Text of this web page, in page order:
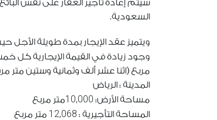
سيتم إعادة تأجير العقار على نفس
السعودية.
ويتميز عقد الإيجار بمدة طويلة الأجل
وجود زيادة في القيمة الإيجارية كل
مربع (اثنا عشر ألف وثمانية وستين متر
المدينة : الرياض
مساحة الأرض: 10,000متر مربع
المساحة التأجيرية : 12,068 متر مربع